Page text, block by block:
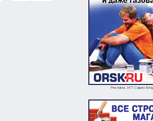
Реклама. ИП Савин